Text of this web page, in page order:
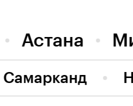
Астана
Самарканд